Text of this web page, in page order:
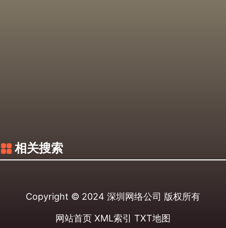
相关搜索
Copyright © 2024 深圳网络公司 版权所有
网站首页 XML索引 TXT地图